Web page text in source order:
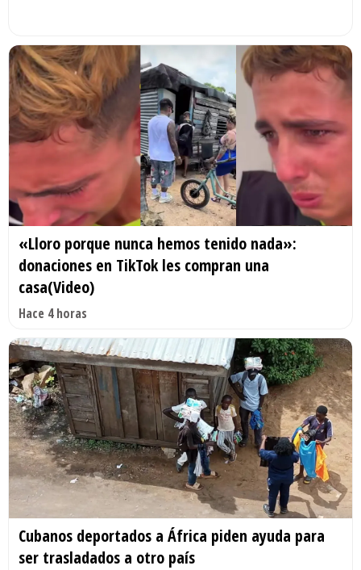
«Lloro porque nunca hemos tenido nada»:
donaciones en TikTok les compran una
casa(Video)
Hace 4 horas
Cubanos deportados a África piden ayuda para
ser trasladados a otro país